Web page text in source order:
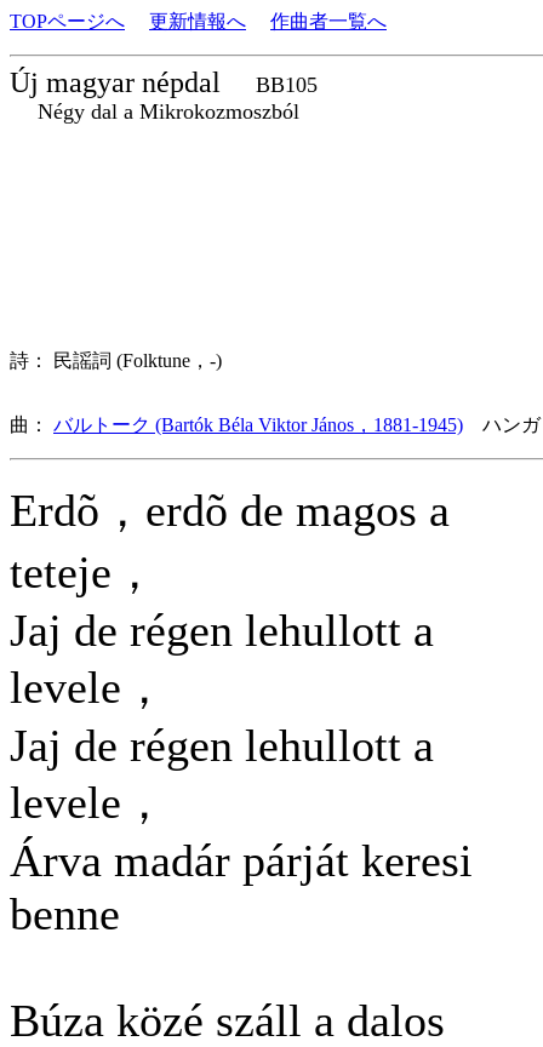
TOPページへ 更新情報へ 作曲者一覧へ
Új magyar népdal
BB105
Négy dal a Mikrokozmoszból
詩： 民謡詞 (Folktune，-)
曲： バルトーク (Bartók Béla Viktor János，1881-1945) ハン
Erdõ，erdõ de magos a
teteje，
Jaj de régen lehullott a
levele，
Jaj de régen lehullott a
levele，
Árva madár párját keresi
benne
Búza közé száll a dalos